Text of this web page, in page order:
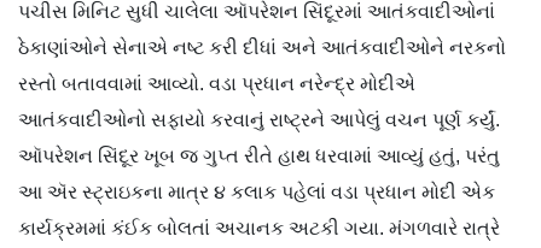
પચીસ મિનિટ સુધી ચાલેલા ઑપરેશન સિંદૂરમાં આતંકવાદીઓનાં
ઠેકાણાંઓને સેનાએ નષ્ટ કરી દીધાં અને આતંકવાદીઓને નરકનો
રસ્તો બતાવવામાં આવ્યો. વડા પ્રધાન નરેન્દ્ર મોદીએ
આતંકવાદીઓનો સફાયો કરવાનું રાષ્ટ્રને આપેલું વચન પૂર્ણ કર્યું.
ઑપરેશન સિંદૂર ખૂબ જ ગુપ્ત રીતે હાથ ધરવામાં આવ્યું હતું, પરંતુ
આ ઍર સ્ટ્રાઇકના માત્ર ૪ કલાક પહેલાં વડા પ્રધાન મોદી એક
કાર્યક્રમમાં કંઈક બોલતાં અચાનક અટકી ગયા. મંગળવારે રાત્રે